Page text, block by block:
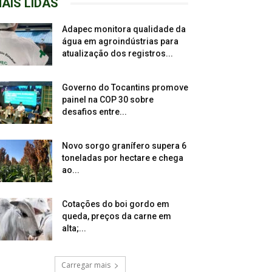
LIDAS
Adapec monitora qualidade da
água em agroindústrias para
atualização dos registros...
Governo do Tocantins promove
painel na COP 30 sobre
desafios entre...
Novo sorgo granífero supera 6
toneladas por hectare e chega
ao...
Cotações do boi gordo em
queda, preços da carne em
alta;...
Carregar mais